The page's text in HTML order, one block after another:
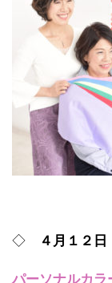
◇ ４月１２
パーソナルカ